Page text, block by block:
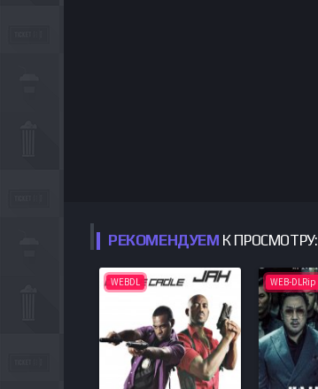
РЕКОМЕНДУЕМ К ПРОСМОТРУ:
WEBDL WEB-DLRip